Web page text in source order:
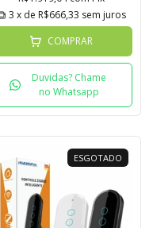
3 x de R$666,33 sem juros
COMPRAR
Duvidas? Chame
no Whatsapp
ESGOTADO